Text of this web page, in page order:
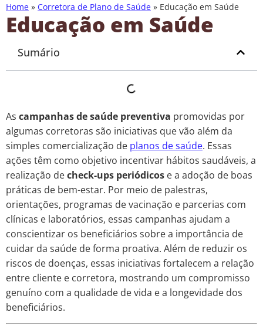
Home » Corretora de Plano de Saúde » Educação em Saúde
Educação em Saúde
Sumário
As campanhas de saúde preventiva promovidas por
algumas corretoras são iniciativas que vão além da
simples comercialização de planos de saúde. Essas
ações têm como objetivo incentivar hábitos saudáveis, a
realização decheck-ups periódicos e a adoção de boas
práticas de bem-estar. Por meio de palestras,
orientações, programas de vacinação e parcerias com
clínicas e laboratórios, essas campanhas ajudam a
conscientizar os beneficiários sobre a importância de
cuidar da saúde de forma proativa. Além de reduzir os
riscos de doenças, essas iniciativas fortalecem a relação
entre cliente e corretora, mostrando um compromisso
genuíno com a qualidade de vida e a longevidade dos
beneficiários.